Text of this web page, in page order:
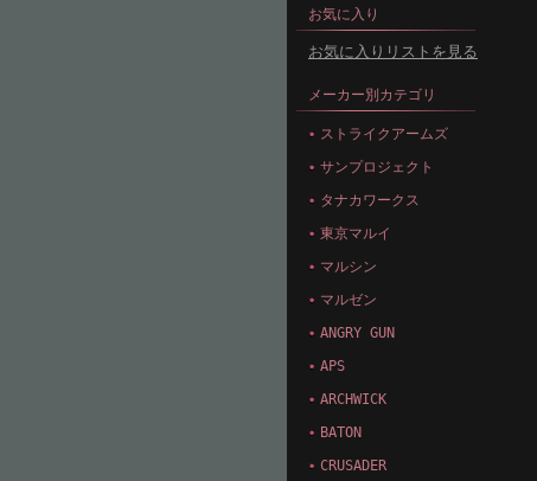
お気に入り
お気に入りリストを見る
メーカー別カテゴリ
ストライクアームズ
サンプロジェクト
タナカワークス
東京マルイ
マルシン
マルゼン
ANGRY GUN
APS
ARCHWICK
BATON
CRUSADER